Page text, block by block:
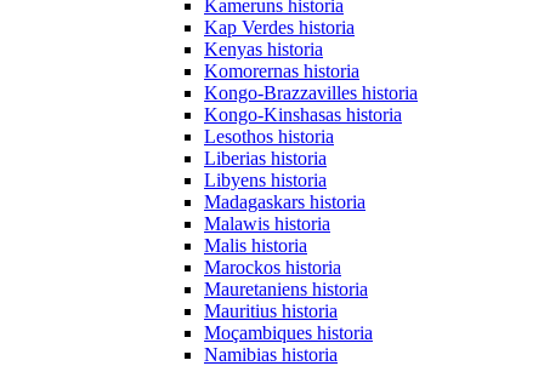
Kameruns historia
Kap Verdes historia
Kenyas historia
Komorernas historia
Kongo-Brazzavilles historia
Kongo-Kinshasas historia
Lesothos historia
Liberias historia
Libyens historia
Madagaskars historia
Malawis historia
Malis historia
Marockos historia
Mauretaniens historia
Mauritius historia
Moçambiques historia
Namibias historia